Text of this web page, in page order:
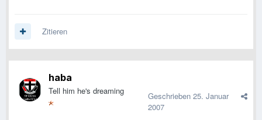
Zitieren
haba
Tell him he's dreaming Geschrieben 25. Januar
2007